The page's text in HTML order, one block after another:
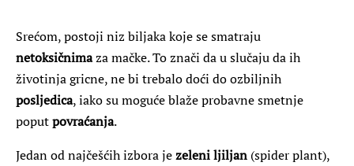
Srećom, postoji niz biljaka koje se smatraju
netoksičnimaza mačke. To znači da u slučaju da ih
životinja gricne, ne bi trebalo doći do ozbiljnih
posljedica, iako su moguće blaže probavne smetnje
poputpovraćanja.
Jedan od najčešćih izbora jezeleni ljiljan (spider plant),